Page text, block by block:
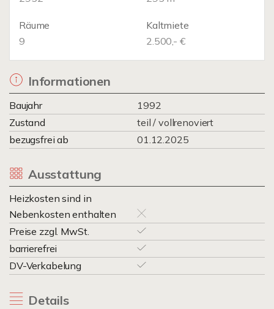
Räume
9
Kaltmiete
2.500,- €
Informationen
Baujahr
1992
Zustand
teil / vollrenoviert
bezugsfrei ab
01.12.2025
Ausstattung
Heizkosten sind in
Nebenkosten enthalten
Preise zzgl. MwSt.
barrierefrei
DV-Verkabelung
Details